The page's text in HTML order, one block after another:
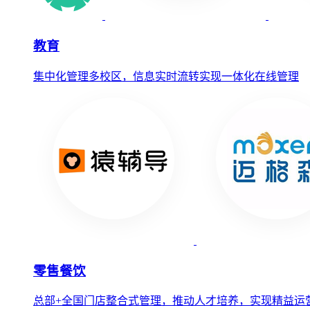
教育
集中化管理多校区，信息实时流转实现一体化在线管理
零售餐饮
总部+全国门店整合式管理，推动人才培养，实现精益运